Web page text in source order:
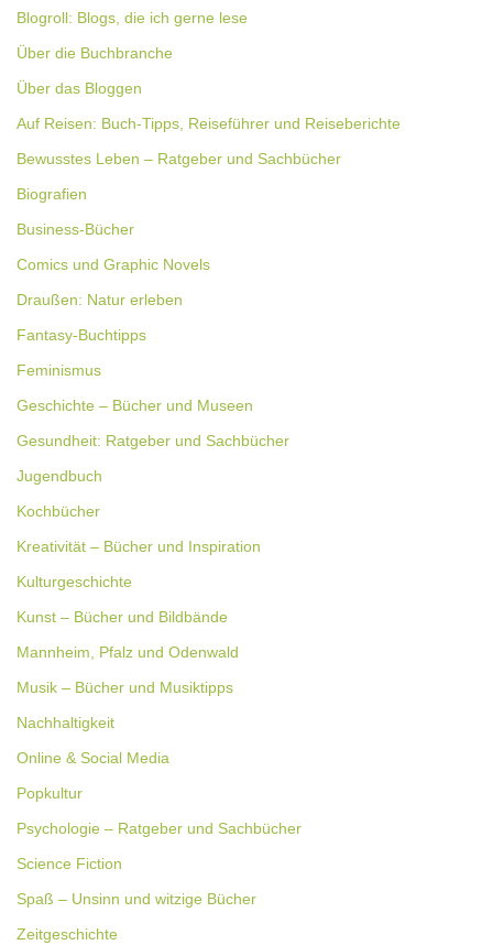
Blogroll: Blogs, die ich gerne lese
Über die Buchbranche
Über das Bloggen
Auf Reisen: Buch-Tipps, Reiseführer und Reiseberichte
Bewusstes Leben – Ratgeber und Sachbücher
Biografien
Business-Bücher
Comics und Graphic Novels
Draußen: Natur erleben
Fantasy-Buchtipps
Feminismus
Geschichte – Bücher und Museen
Gesundheit: Ratgeber und Sachbücher
Jugendbuch
Kochbücher
Kreativität – Bücher und Inspiration
Kulturgeschichte
Kunst – Bücher und Bildbände
Mannheim, Pfalz und Odenwald
Musik – Bücher und Musiktipps
Nachhaltigkeit
Online & Social Media
Popkultur
Psychologie – Ratgeber und Sachbücher
Science Fiction
Spaß – Unsinn und witzige Bücher
Zeitgeschichte